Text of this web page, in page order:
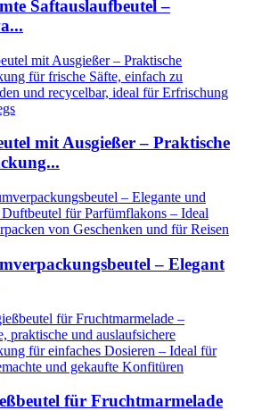
Saftauslaufbeutel –
mit Ausgießer – Praktische
– Elegant
für Fruchtmarmelade